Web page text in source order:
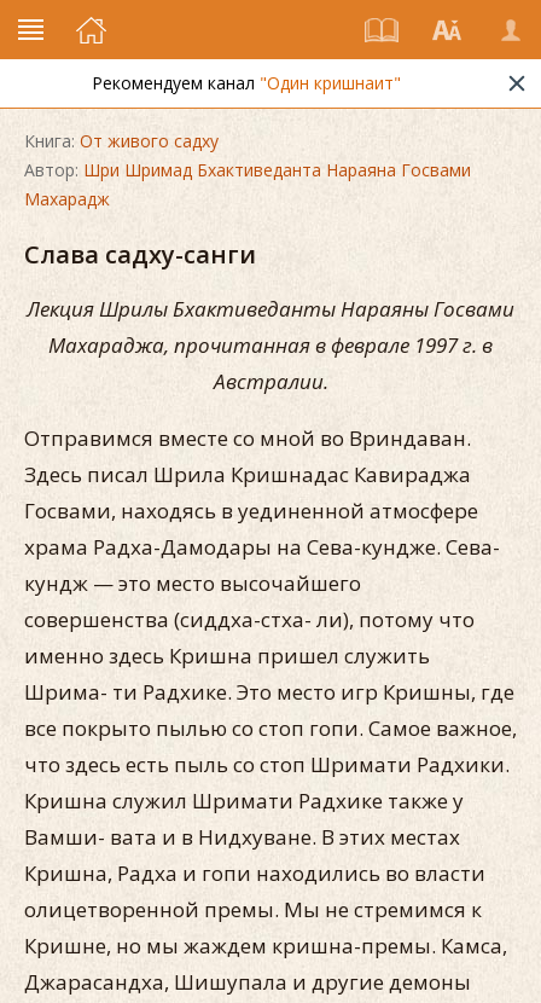
Рекомендуем канал "Один кришнаит"
Книга: От живого садху
Автор: Шри Шримад Бхактиведанта Нараяна Госвами
Махарадж
Слава садху-санги
Лекция Шрилы Бхактиведанты Нараяны Госвами
Махараджа, прочитанная в феврале 1997 г. в
Австралии.
Отправимся вместе со мной во Вриндаван.
Здесь писал Шрила Кришнадас Кавираджа
Госвами, находясь в уединенной атмосфере
храма Радха-Дамодары на Сева-кундже. Сева-
кундж — это место высочайшего
совершенства (сиддха-стха- ли), потому что
именно здесь Кришна пришел служить
Шрима- ти Радхике. Это место игр Кришны, где
все покрыто пылью со стоп гопи. Самое важное,
что здесь есть пыль со стоп Шримати Радхики.
Кришна служил Шримати Радхике также у
Вамши- вата и в Нидхуване. В этих местах
Кришна, Радха и гопи нахо­дились во власти
олицетворенной премы. Мы не стремимся к
Кришне, но мы жаждем кришна-премы. Камса,
Джарасандха, Шишупала и другие демоны